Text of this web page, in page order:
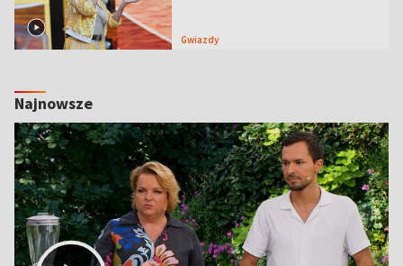
Gwiazdy
Najnowsze